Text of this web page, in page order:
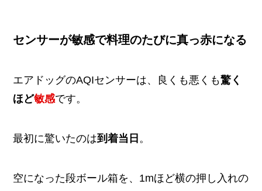
センサーが敏感で料理のたびに真っ赤になる
エアドッグのAQIセンサーは、良くも悪くも驚く
ほど敏感です。
最初に驚いたのは到着当日 。
空になった段ボール箱を、1mほど横の押し入れの